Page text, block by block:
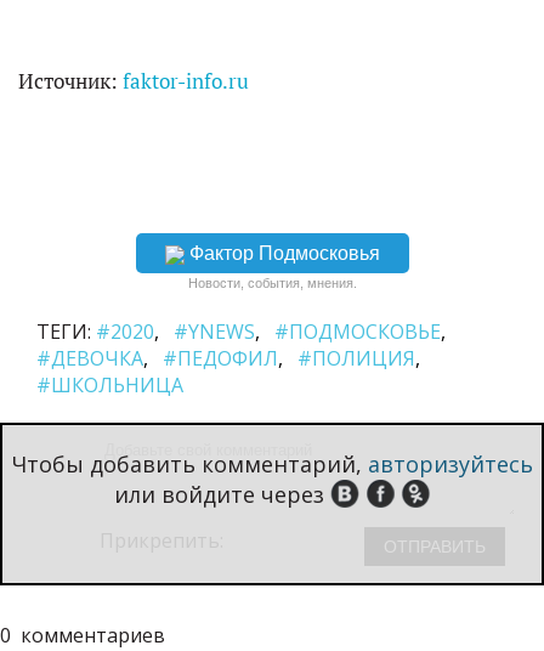
Источник: faktor-info.ru
Фактор Подмосковья
Новости, события, мнения.
ТЕГИ: #2020 #YNEWS
#ПОДМОСКОВЬЕ
#ДЕВОЧКА
#ПЕДОФИЛ
#ПОЛИЦИЯ
#ШКОЛЬНИЦА
Чтобы добавить комментарий, авторизуйтесь
или войдите через
0 комментариев